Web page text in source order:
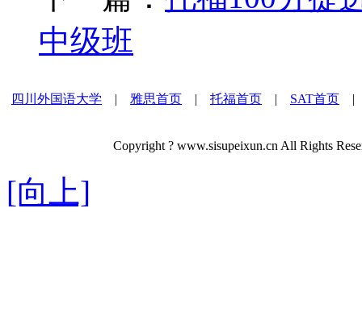
中级班
四川外国语大学 | 雅思首页 | 托福首页 | SAT首页
Copyright ? www.sisupeixun.cn All Rights
[向上]